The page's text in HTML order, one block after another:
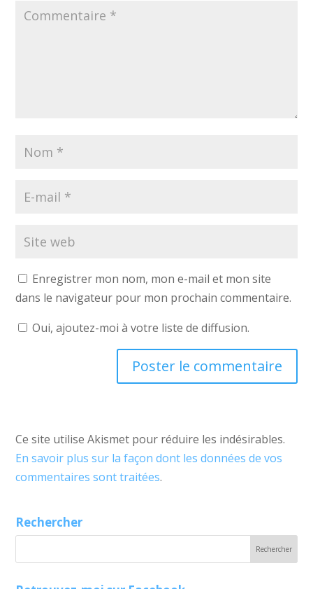
Enregistrer mon nom, mon e-mail et mon site
dans le navigateur pour mon prochain commentaire.
Oui, ajoutez-moi à votre liste de diffusion.
Ce site utilise Akismet pour réduire les indésirables.
En savoir plus sur la façon dont les données de vos
commentaires sont traitées.
Rechercher